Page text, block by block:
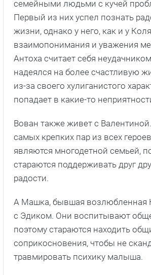
семейными людьми с кучей
Первый из них успел познать
жизни, однако у него, как и у
взаимопонимания и уважения
Антоха считает себя
надеялся на более счастливую
из-за своего хулиганистого
попадает в какие-то
Вован также живет с
самых крепких пар из всех
являются многодетной семьей,
стараются поддерживать друг
радости.
А Машка, бывшая возлюбленная
с Эдиком. Они воспитывают
поэтому стараются находить
соприкосновения, чтобы не
травмировать психику малыша.